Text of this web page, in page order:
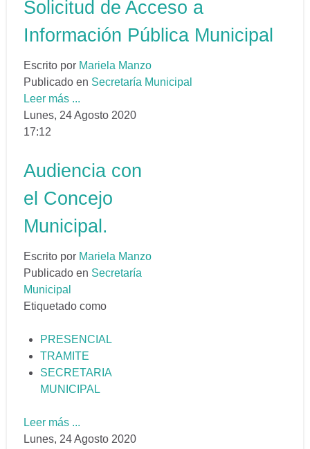
Solicitud de Acceso a
Información Pública Municipal
Escrito por Mariela Manzo
Publicado en Secretaría Municipal
Leer más ...
Lunes, 24 Agosto 2020
17:12
Audiencia con
el Concejo
Municipal.
Escrito por Mariela Manzo
Publicado en Secretaría
Municipal
Etiquetado como
PRESENCIAL
TRAMITE
SECRETARIA
MUNICIPAL
Leer más ...
Lunes, 24 Agosto 2020